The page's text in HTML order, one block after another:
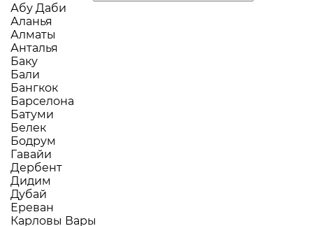
Абу Даби
Аланья
Алматы
Анталья
Баку
Бали
Бангкок
Барселона
Батуми
Белек
Бодрум
Гавайи
Дербент
Дидим
Дубай
Ереван
Карловы Вары